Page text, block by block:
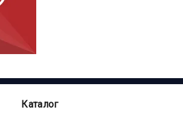
Каталог